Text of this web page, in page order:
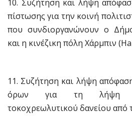
10. Συζήτηση και λήψη
πίστωσης για την κοινή
που συνδιοργανώνουν ο
και η κινέζικη πόλη Χάρμπιν
11. Συζήτηση και λήψη
όρων για τη λήψη
τοκοχρεωλυτικού δανείου από